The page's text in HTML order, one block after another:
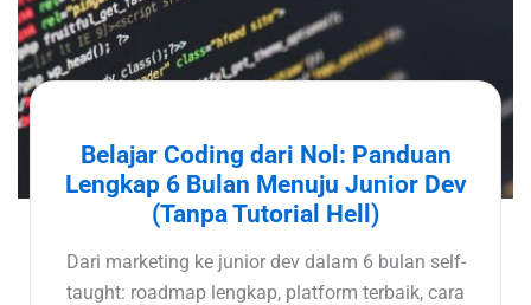
Belajar Coding dari Nol: Panduan
Lengkap 6 Bulan Menuju Junior Dev
(Tanpa Tutorial Hell)
Dari marketing ke junior dev dalam 6 bulan self-
taught: roadmap lengkap, platform terbaik, cara